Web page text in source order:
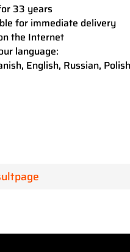
33 years
for immediate delivery
the Internet
language:
English, Russian,